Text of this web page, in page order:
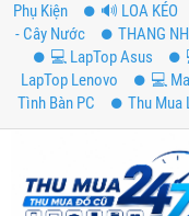
Phụ Kiện
🔊 LOA KÉO
- Cây Nước
THANG
💻 LapTop Asus
LapTop Lenovo
💻
Tình Bàn PC
Thu Mua